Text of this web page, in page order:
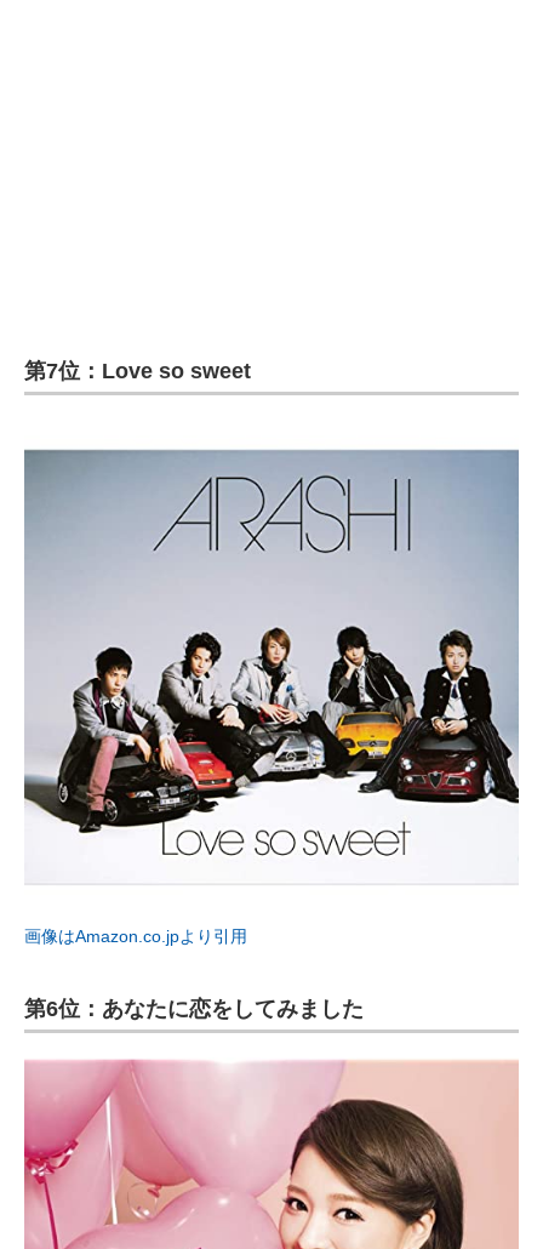
第7位：Love so sweet
画像はAmazon.co.jpより引用
第6位：あなたに恋をしてみました